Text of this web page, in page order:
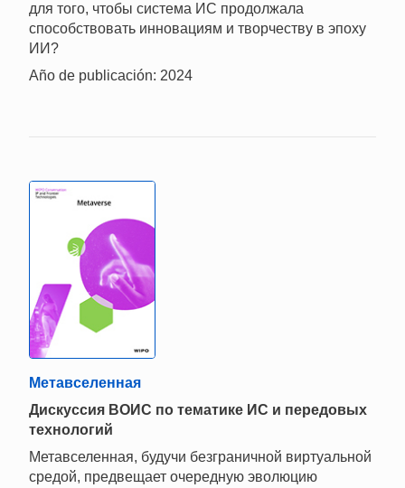
для того, чтобы система ИС продолжала
способствовать инновациям и творчеству в эпоху
ИИ?
Año de publicación: 2024
Метавселенная
Дискуссия ВОИС по тематике ИС и передовых
технологий
Метавселенная, будучи безграничной виртуальной
средой, предвещает очередную эволюцию